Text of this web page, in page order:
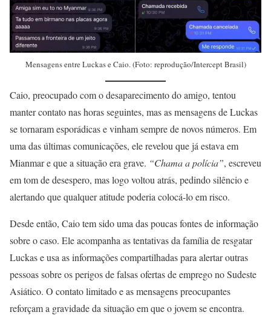
Mensagens entre Luckas e Caio. (Foto: reprodução/Intercept Brasil)
Caio, preocupado com o desaparecimento do amigo, tentou
manter contato nas horas seguintes, mas as mensagens de Luckas
se tornaram esporádicas e vinham sempre de novos números. Em
uma das últimas comunicações, ele revelou que já estava em
Mianmar e que a situação era grave. “Chama a polícia”, escreveu
em tom de desespero, mas logo voltou atrás, pedindo silêncio e
alertando que qualquer atitude poderia colocá-lo em risco.
Desde então, Caio tem sido uma das poucas fontes de informação
sobre o caso. Ele acompanha as tentativas da família de resgatar
Luckas e usa as informações compartilhadas para alertar outras
pessoas sobre os perigos de falsas ofertas de emprego no Sudeste
Asiático. O contato limitado e as mensagens preocupantes
reforçam a gravidade da situação em que o jovem se encontra.